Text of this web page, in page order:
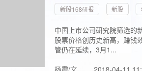
新股168研报 新股
中国上市公司研究院筛选的
股票价格创历史新高，赚钱
管仍在延续，3月1...
杨霞/文
2018-04-11